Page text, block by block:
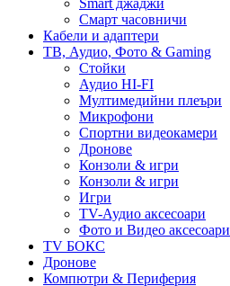
Smart джаджи
Смарт часовничи
Кабели и адаптери
ТВ, Аудио, Фото & Gaming
Стойки
Аудио HI-FI
Мултимедийни плеъри
Микрофони
Спортни видеокамери
Дронове
Конзоли & игри
Конзоли & игри
Игри
TV-Аудио аксесоари
Фото и Видео аксесоари
TV БОКС
Дронове
Компютри & Периферия